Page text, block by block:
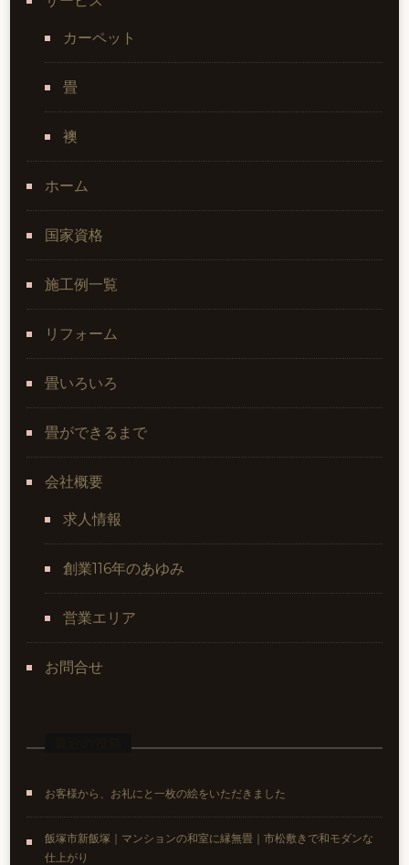
カーペット
畳
襖
ホーム
国家資格
施工例一覧
リフォーム
畳いろいろ
畳ができるまで
会社概要
求人情報
創業116年のあゆみ
営業エリア
お問合せ
お客様から、お礼にと一枚の絵をいただきました
飯塚市新飯塚｜マンションの和室に縁無畳｜市松敷きで和モダンな
仕上がり